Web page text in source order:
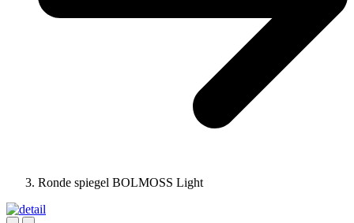
Ronde spiegel BOLMOSS Light